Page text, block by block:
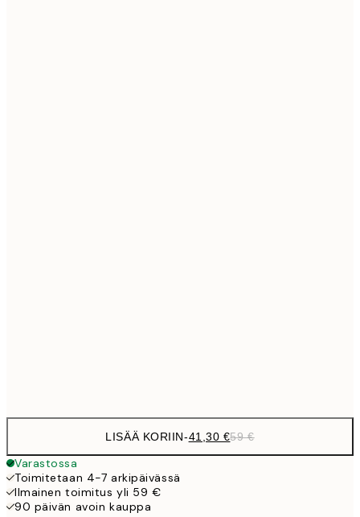
LISÄÄ KORIIN-41,30 €59 €
Varastossa
Toimitetaan 4-7 arkipäivässä
Ilmainen toimitus yli 59 €
90 päivän avoin kauppa